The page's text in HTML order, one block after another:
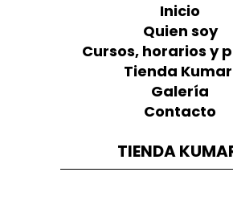
Inicio
Quien soy
Cursos, horarios y
Tienda
Galería
Contacto
TIENDA